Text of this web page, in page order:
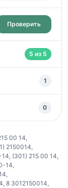
Проверить
5 из 5
1
0
00 14,
2150014,
14, (301) 215 00 14,
14,
,
, 8 3012150014,